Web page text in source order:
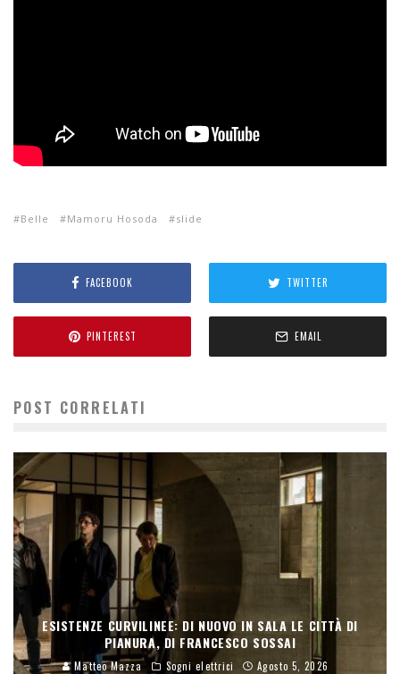
Belle Mamoru Hosoda slide
FACEBOOK TWITTER
PINTEREST EMAIL
POST CORRELATI
ESISTENZE CURVILINEE: DI NUOVO IN SALA LE CITTÀ DI
PIANURA, DI FRANCESCO SOSSAI
Matteo Mazza Sogni elettrici Agosto 5, 2026